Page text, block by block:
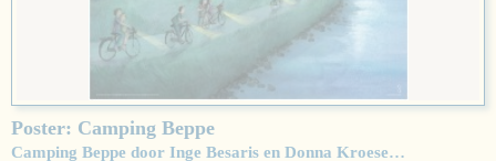
Poster: Camping Beppe
Camping Beppe door Inge Besaris en Donna Kroese…